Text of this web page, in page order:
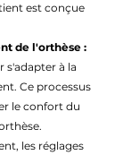
est conçue
de l'orthèse :
s'adapter à la
Ce processus
le confort du
les réglages